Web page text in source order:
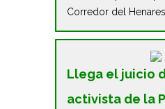
Corredor del Henares.
Llega el juicio
activista de la